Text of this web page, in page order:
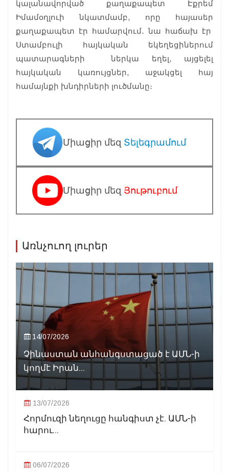
կալանավորված քաղաքապետ Էքրեմ
Իմամօղլուի նկատմամբ, որը հայասեր
քաղաքապետ էր համարվում․ նա հաճախ էր
Ստամբուլի հայկական եկեղեցիներում
պատարագների ներկա եղել, այցելել
հայկական կառույցներ, աջակցել հայ
համայնքի խնդիրների լուծմանը։
Միացիր մեզ Տելեգրամում
Միացիր մեզ Յութուբում
Առնչուող լուրեր
14/07/2026
Չինաստան անհանգստացած է ԱՄՆ-ի
կողմէ Իրան...
13/07/2026
Հորմուզի նեղուցը հանգիստ չէ. ԱՄՆ-ի
հարու...
06/07/2026